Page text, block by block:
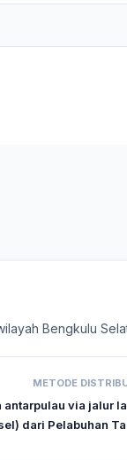
Bengkulu
METODE
antarpulau via jalur
dari Pelabuhan